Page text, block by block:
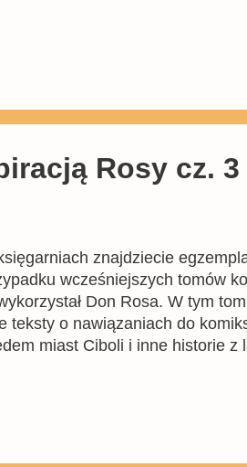
Rosy cz. 3
znajdziecie
wcześniejszych tomów
Don Rosa. W tym
teksty o nawiązaniach do
miast Ciboli i inne historie z
Potężny sejf Sknerusa